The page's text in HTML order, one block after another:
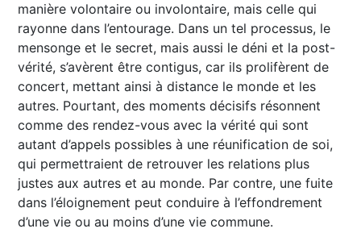
manière volontaire ou involontaire, mais celle qui
rayonne dans l’entourage. Dans un tel processus, le
mensonge et le secret, mais aussi le déni et la post-
vérité, s’avèrent être contigus, car ils prolifèrent de
concert, mettant ainsi à distance le monde et les
autres. Pourtant, des moments décisifs résonnent
comme des rendez-vous avec la vérité qui sont
autant d’appels possibles à une réunification de soi,
qui permettraient de retrouver les relations plus
justes aux autres et au monde. Par contre, une fuite
dans l’éloignement peut conduire à l’effondrement
d’une vie ou au moins d’une vie commune.